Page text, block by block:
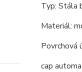
Typ: Stála
Materiál:
Povrchová
cap